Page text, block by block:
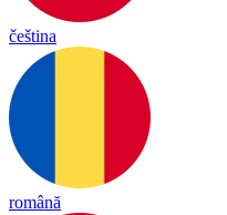
čeština
română